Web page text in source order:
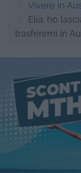
Vivere in
Elia: ho
trasferirmi in